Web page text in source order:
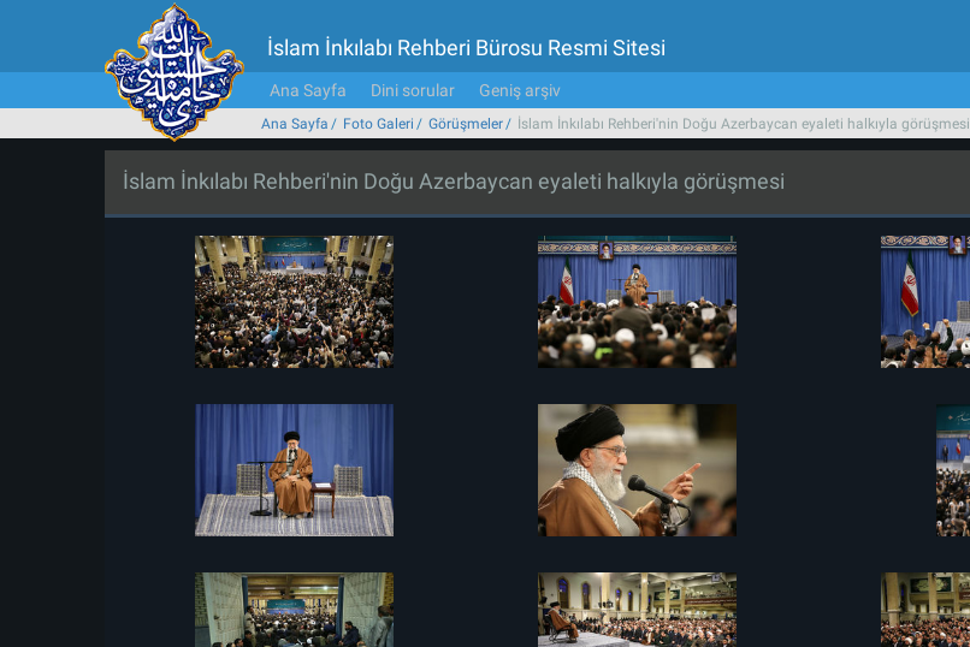
İslam İnkılabı Rehberi Bürosu Resmi Sitesi
Ana Sayfa Dini sorular Geniş arşiv
Ana Sayfa Foto Galeri Görüşmeler İslam İnkılabı Rehberi'nin Doğu Azerbaycan eyaleti halkıyla görüşmesi
İslam İnkılabı Rehberi'nin Doğu Azerbaycan eyaleti halkıyla görüşmesi